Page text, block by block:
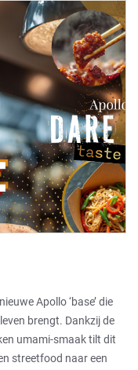
Apollo ‘base’ die
brengt. Dankzij de
umami-smaak tilt dit
streetfood naar een